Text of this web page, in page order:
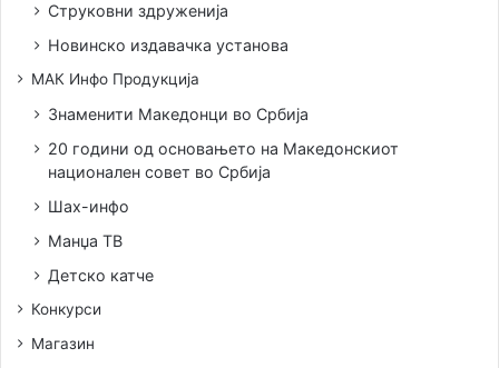
Струковни здруженија
Новинско издавачка установа
МАК Инфо Продукција
Знаменити Македонци во Србија
20 години од основањето на Македонскиот
национален совет во Србија
Шах-инфо
Манџа ТВ
Детско катче
Конкурси
Магазин